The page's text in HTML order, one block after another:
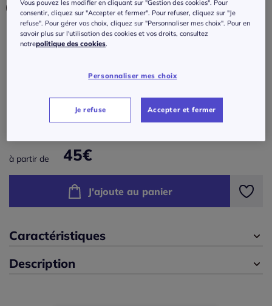
Choisir une couleur :
38/40 -
En stock
46/48 -En stock
50/52 -épuisé
à partir de 45€
J'ajoute au panier
Caractéristiques
Description
Vous pouvez les modifier en cliquant sur "Gestion des cookies". Pour
consentir, cliquez sur "Accepter et fermer". Pour refuser, cliquez sur "Je
refuse". Pour gérer vos choix, cliquez sur "Personnaliser mes choix". Pour en
savoir plus sur l'utilisation des cookies et vos droits, consultez
notrepolitique des cookies.
Personnaliser mes choix
Je refuse Accepter et fermer